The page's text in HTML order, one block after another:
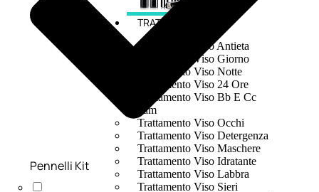
TRATTAMENTI
Trattamento Viso Antieta
Trattamento Viso Giorno
Trattamento Viso Notte
Trattamento Viso 24 Ore
Trattamento Viso Bb E Cc
Cream
Trattamento Viso Occhi
Trattamento Viso Detergenza
Trattamento Viso Maschere
Trattamento Viso Idratante
Trattamento Viso Labbra
Trattamento Viso Sieri
Pennelli Kit